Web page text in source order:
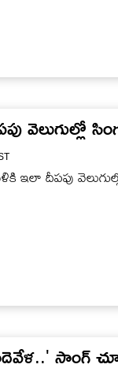
వెలుగుల్లో
ఇలా దీపపు
సాంగ్